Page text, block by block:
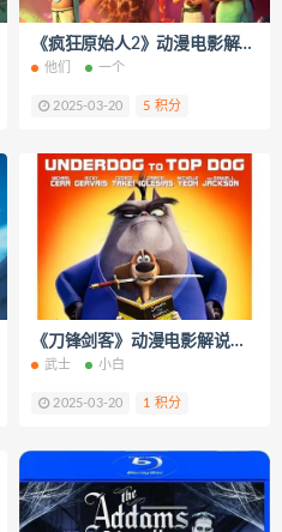
《疯狂原始人2》动漫电影解说文案
他们 一个
2025-03-20 5 积分
《刀锋剑客》动漫电影解说文案
武士 小白
2025-03-20 1 积分